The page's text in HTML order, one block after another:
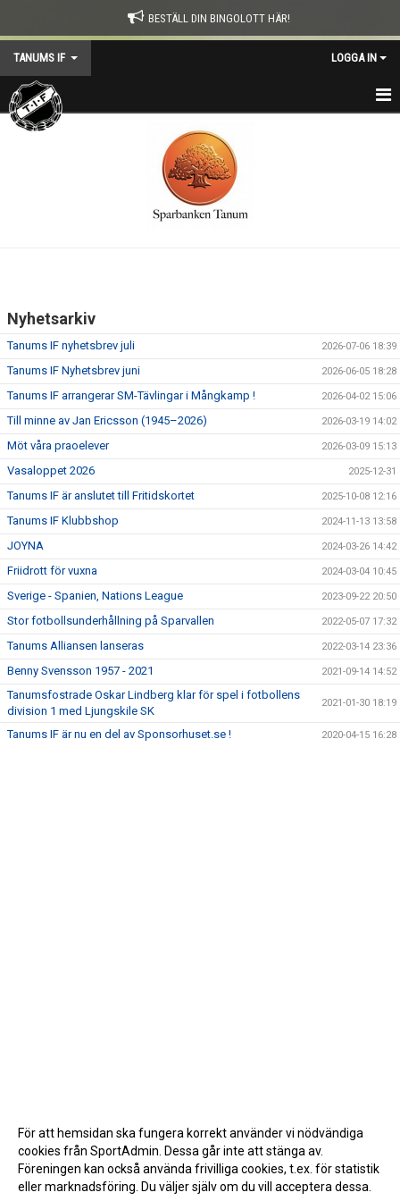
BESTÄLL DIN BINGOLOTT HÄR!
TANUMS IF LOGGA IN
HEM
OM TANUMS IF
SOCIALFOND
SPONSRING
ÅRETS EVENEMANG
TIF-MALLEN
LEDARE I TIF
ANTIDOPING
Nyhetsarkiv
Tanums IF nyhetsbrev juli 2026-07-06 18:39
Tanums IF Nyhetsbrev juni 2026-06-05 18:28
Tanums IF arrangerar SM-Tävlingar i Mångkamp ! 2026-04-02 15:06
Till minne av Jan Ericsson (1945–2026) 2026-03-19 14:02
Möt våra praoelever 2026-03-09 15:13
Vasaloppet 2026 2025-12-31
Tanums IF är anslutet till Fritidskortet 2025-10-08 12:16
Tanums IF Klubbshop 2024-11-13 13:58
JOYNA 2024-03-26 14:42
Friidrott för vuxna 2024-03-04 10:45
Sverige - Spanien, Nations League 2023-09-22 20:50
Stor fotbollsunderhållning på Sparvallen 2022-05-07 17:32
Tanums Alliansen lanseras 2022-03-14 23:36
Benny Svensson 1957 - 2021 2021-09-14 14:52
Tanumsfostrade Oskar Lindberg klar för spel i fotbollens
division 1 med Ljungskile SK
2021-01-30 18:19
Tanums IF är nu en del av Sponsorhuset.se ! 2020-04-15 16:28
För att hemsidan ska fungera korrekt använder vi nödvändiga
cookies från SportAdmin. Dessa går inte att stänga av.
Föreningen kan också använda frivilliga cookies, t.ex. för statistik
eller marknadsföring. Du väljer själv om du vill acceptera dessa.